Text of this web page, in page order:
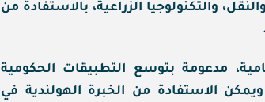
والتكنولوجيا الزراعية، بالاستفادة من
مدعومة بتوسع التطبيقات الحكومية
الاستفادة من الخبرة الهولندية في